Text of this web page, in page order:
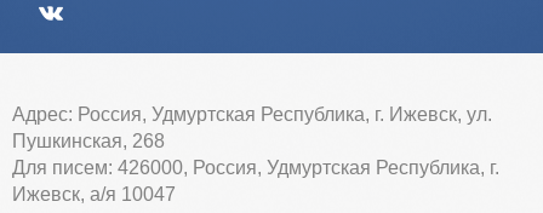
Адрес: Россия, Удмуртская Республика, г. Ижевск, ул.
Пушкинская, 268
Для писем: 426000, Россия, Удмуртская Республика, г.
Ижевск, а/я 10047